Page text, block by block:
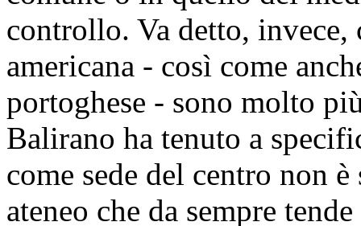
controllo. Va detto, invece,
americana - così come
portoghese - sono molto
Balirano ha tenuto a
come sede del centro non
ateneo che da sempre